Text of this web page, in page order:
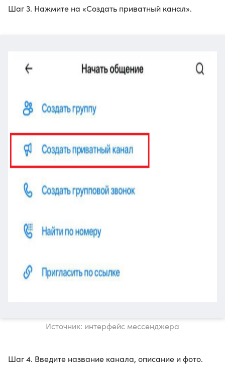
Шаг 3. Нажмите на «Создать приватный канал».
Источник: интерфейс мессенджера
Шаг 4. Введите название канала, описание и фото.